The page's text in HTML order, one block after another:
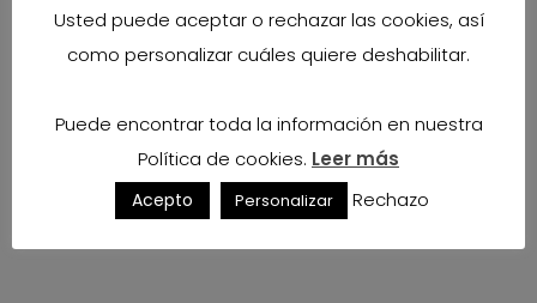
Usted puede aceptar o rechazar las cookies, así
como personalizar cuáles quiere deshabilitar.
Puede encontrar toda la información en nuestra
Política de cookies. Leer más
Acepto Personalizar Rechazo